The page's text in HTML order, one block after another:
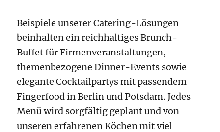
Beispiele unserer Catering-Lösungen
beinhalten ein reichhaltiges Brunch-
Buffet für Firmenveranstaltungen,
themenbezogene Dinner-Events sowie
elegante Cocktailpartys mit passendem
Fingerfood in Berlin und Potsdam. Jedes
Menü wird sorgfältig geplant und von
unseren erfahrenen Köchen mit viel